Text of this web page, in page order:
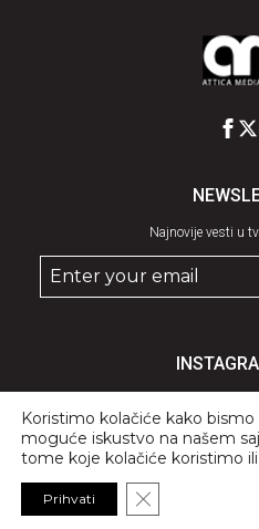
Najnovije vesti u
© 2026 All Rights Reserved, GRAZIA.
Koristimo kolačiće kako
moguće iskustvo na našem
tome koje kolačiće koristimo
Prihvati Close GDPR